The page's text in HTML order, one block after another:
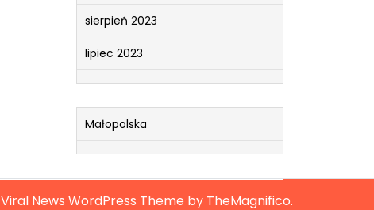
sierpień 2023
lipiec 2023
Małopolska
Viral News WordPress Theme by TheMagnifico.